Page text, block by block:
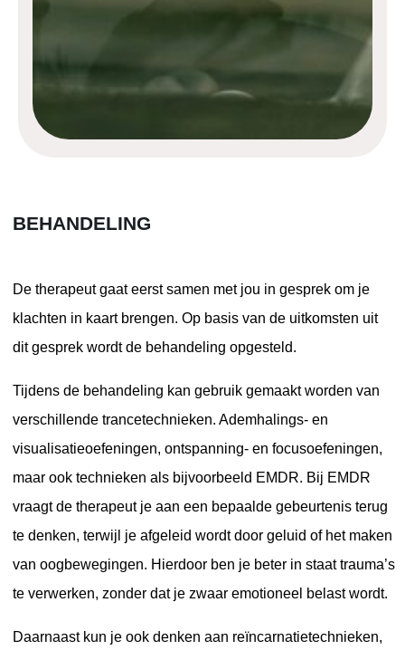
BEHANDELING
De therapeut gaat eerst samen met jou in gesprek om je
klachten in kaart brengen. Op basis van de uitkomsten uit
dit gesprek wordt de behandeling opgesteld.
Tijdens de behandeling kan gebruik gemaakt worden van
verschillende trancetechnieken. Ademhalings- en
visualisatieoefeningen, ontspanning- en focusoefeningen,
maar ook technieken als bijvoorbeeld EMDR. Bij EMDR
vraagt de therapeut je aan een bepaalde gebeurtenis terug
te denken, terwijl je afgeleid wordt door geluid of het maken
van oogbewegingen. Hierdoor ben je beter in staat trauma’s
te verwerken, zonder dat je zwaar emotioneel belast wordt.
Daarnaast kun je ook denken aan reïncarnatietechnieken,